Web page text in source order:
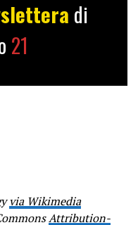
di
21
via Wikimedia
Attribution-